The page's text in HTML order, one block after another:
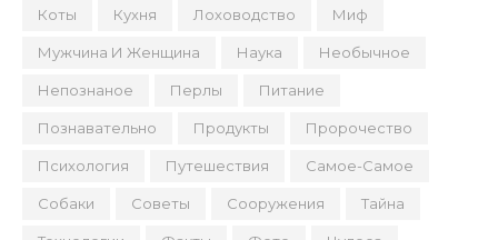
Коты Кухня Лоховодство Миф
Мужчина И Женщина Наука Необычное
Непознаное Перлы Питание
Познавательно Продукты Пророчество
Психология Путешествия Самое-Самое
Собаки Советы Сооружения Тайна